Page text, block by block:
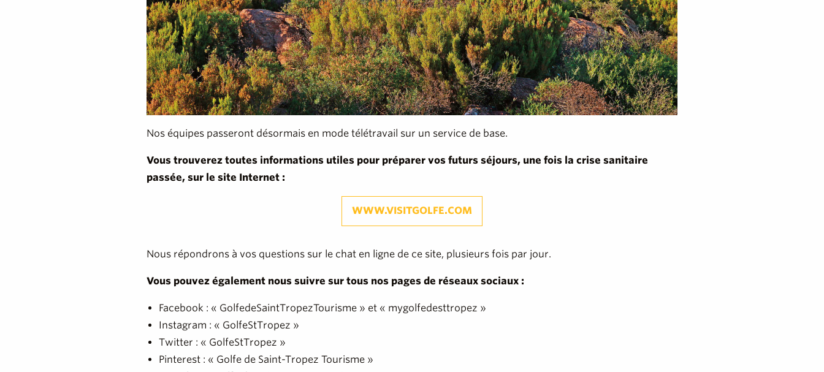
Nos équipes passeront désormais en mode télétravail sur un service de base.
Vous trouverez toutes informations utiles pour préparer vos futurs séjours, une fois la crise sanitaire
passée, sur le site Internet :
WWW.VISITGOLFE.COM
Nous répondrons à vos questions sur le chat en ligne de ce site, plusieurs fois par jour.
Vous pouvez également nous suivre sur tous nos pages de réseaux sociaux :
Facebook : « GolfedeSaintTropezTourisme » et « mygolfedesttropez »
Instagram : « GolfeStTropez »
Twitter : « GolfeStTropez »
Pinterest : « Golfe de Saint-Tropez Tourisme »